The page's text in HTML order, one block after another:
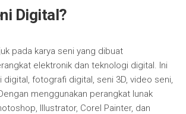
Digital?
pada karya seni yang dibuat
elektronik dan teknologi digital. Ini
digital, fotografi digital, seni 3D, video seni,
menggunakan perangkat lunak
Illustrator, Corel Painter, dan